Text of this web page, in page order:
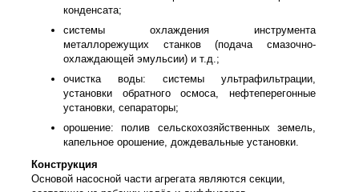
конденсата;
системы охлаждения инструмента
металлорежущих станков (подача смазочно-
охлаждающей эмульсии) и т.д.;
очистка воды: системы ультрафильтрации,
установки обратного осмоса, нефтеперегонные
установки, сепараторы;
орошение: полив сельскохозяйственных земель,
капельное орошение, дождевальные установки.
Конструкция
Основой насосной части агрегата являются секции,